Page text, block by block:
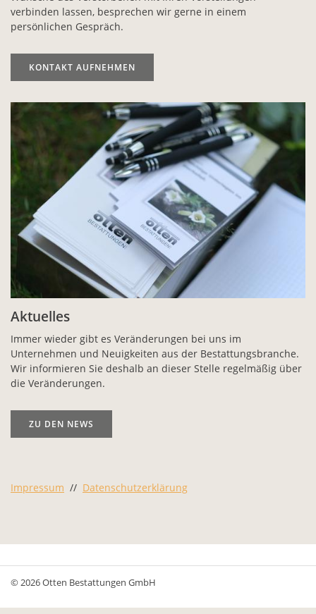
verbinden lassen, besprechen wir gerne in einem
persönlichen Gespräch.
KONTAKT AUFNEHMEN
Aktuelles
Immer wieder gibt es Veränderungen bei uns im
Unternehmen und Neuigkeiten aus der Bestattungsbranche.
Wir informieren Sie deshalb an dieser Stelle regelmäßig über
die Veränderungen.
ZU DEN NEWS
Impressum // Datenschutzerklärung
© 2026 Otten Bestattungen GmbH